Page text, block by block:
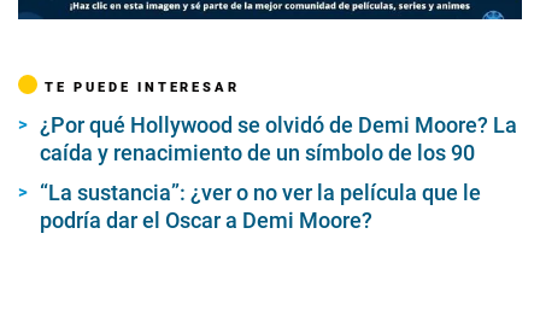
TE PUEDE INTERESAR
¿Por qué Hollywood se olvidó de Demi Moore? La
caída y renacimiento de un símbolo de los 90
“La sustancia”: ¿ver o no ver la película que le
podría dar el Oscar a Demi Moore?